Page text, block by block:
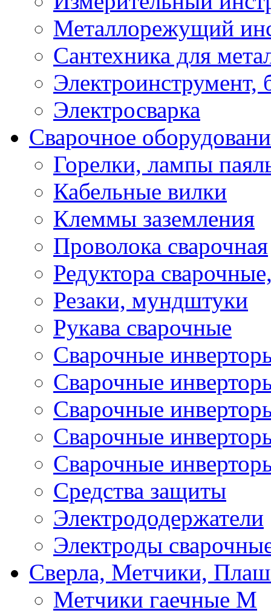
Металлорежущий
Сантехника для
Электроинструмент,
Электросварка
Сварочное
Горелки, лампы
Кабельные вилки
Клеммы заземления
Проволока сварочная
Редуктора
Резаки, мундштуки
Рукава сварочные
Сварочные
Сварочные
Сварочные
Сварочные
Сварочные
Средства защиты
Электрододержатели
Электроды
Сверла, Метчики,
Метчики гаечные М